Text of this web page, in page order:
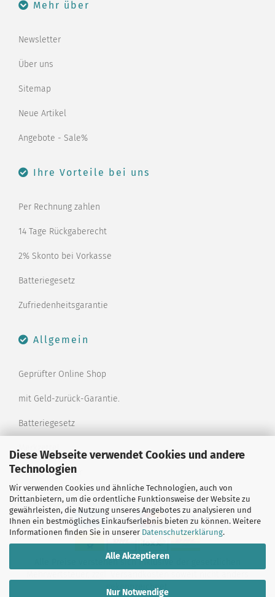
Diese Webseite verwendet Cookies und andere
Technologien
Wir verwenden Cookies und ähnliche Technologien, auch von
Drittanbietern, um die ordentliche Funktionsweise der Website zu
gewährleisten, die Nutzung unseres Angebotes zu analysieren und
Ihnen ein bestmögliches Einkaufserlebnis bieten zu können. Weitere
Informationen finden Sie in unserer Datenschutzerklärung.
Alle Akzeptieren
Nur Notwendige
Mehr über
Newsletter
Über uns
Sitemap
Neue Artikel
Angebote - Sale%
Ihre Vorteile bei uns
Per Rechnung zahlen
14 Tage Rückgaberecht
2% Skonto bei Vorkasse
Batteriegesetz
Zufriedenheitsgarantie
Allgemein
Geprüfter Online Shop
mit Geld-zurück-Garantie.
Batteriegesetz
Merkzettel
Kontaktformular
Alle Preise verstehen sich inklusive der gesetzlichen
gekennzeichnet.